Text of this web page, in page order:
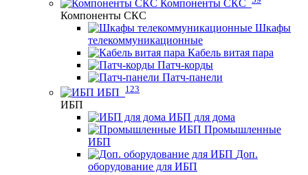
Компоненты СКС
Компоненты СКС
Шкафы
телекоммуникационные
Кабель витая пара
Патч-корды
Патч-панели
ИБП
123
ИБП
ИБП для дома
Промышленные
ИБП
Доп.
оборудование для ИБП